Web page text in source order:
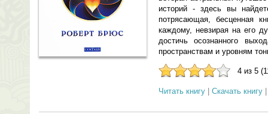
историй - здесь вы
потрясающая, бесценная
каждому, невзирая на его
достичь осознанного
пространствам и уровням
4 из 5
Читать книгу Скачать книгу